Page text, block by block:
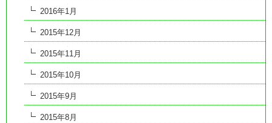
2016年1月
2015年12月
2015年11月
2015年10月
2015年9月
2015年8月